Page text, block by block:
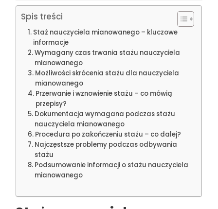
Spis treści
Staż nauczyciela mianowanego – kluczowe
informacje
Wymagany czas trwania stażu nauczyciela
mianowanego
Możliwości skrócenia stażu dla nauczyciela
mianowanego
Przerwanie i wznowienie stażu – co mówią
przepisy?
Dokumentacja wymagana podczas stażu
nauczyciela mianowanego
Procedura po zakończeniu stażu – co dalej?
Najczęstsze problemy podczas odbywania
stażu
Podsumowanie informacji o stażu nauczyciela
mianowanego